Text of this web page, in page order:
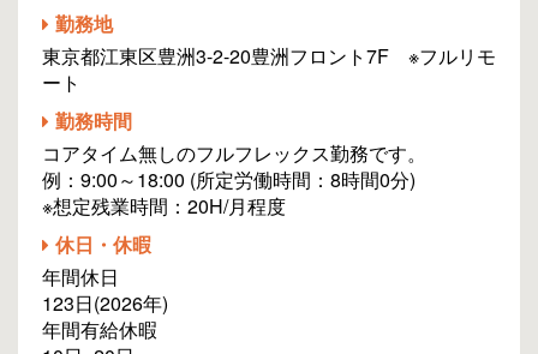
勤務地
東京都江東区豊洲3-2-20豊洲フロント7F ※フルリモ
ート
勤務時間
コアタイム無しのフルフレックス勤務です。
例：9:00～18:00 (所定労働時間：8時間0分)
※想定残業時間：20H/月程度
休日・休暇
年間休日
123日(2026年)
年間有給休暇